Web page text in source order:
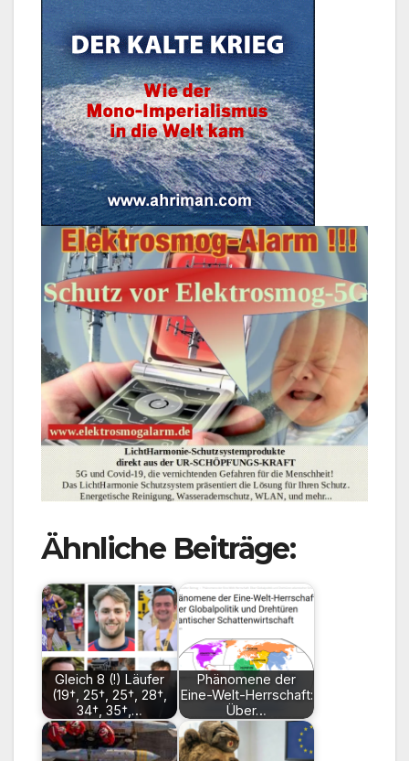
Ähnliche Beiträge:
Gleich 8 (!) Läufer
(19†, 25†, 25†, 28†,
34†, 35†,…
Phänomene der
Eine-Welt-Herrschaft:
Über…